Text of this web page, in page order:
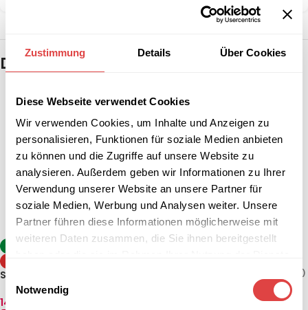
Zustimmung Details Über Cookies
Diese Webseite verwendet Cookies
Wir verwenden Cookies, um Inhalte und Anzeigen zu
personalisieren, Funktionen für soziale Medien anbieten
zu können und die Zugriffe auf unsere Website zu
analysieren. Außerdem geben wir Informationen zu Ihrer
Verwendung unserer Website an unsere Partner für
soziale Medien, Werbung und Analysen weiter. Unsere
Partner führen diese Informationen möglicherweise mit
weiteren Daten zusammen, die Sie ihnen bereitgestellt
Einwilligungsauswahl
Notwendig
Das könnte dir auch gefallen …
Stehtisch Berlin Weiß (2
Größen)
142,74
Stehtisch Sevelit / Topalit –
(inkl. MwSt.)
AUSFÜHRUNG WÄHLEN